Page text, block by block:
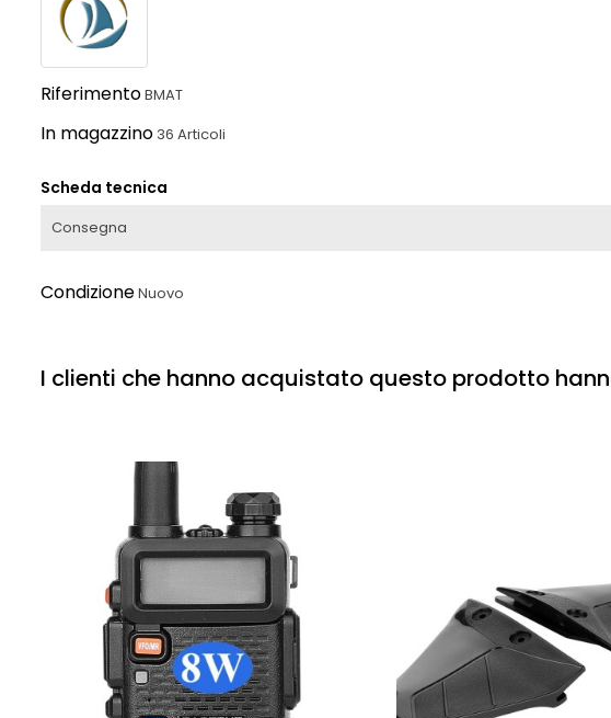
RiferimentoBMAT
In magazzino 36 Articoli
Scheda tecnica
Consegna
CondizioneNuovo
I clienti che hanno acquistato questo prodotto